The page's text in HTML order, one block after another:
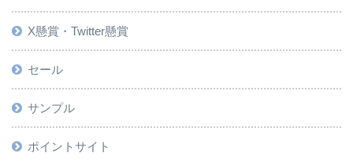
X懸賞・Twitter懸賞
セール
サンプル
ポイントサイト